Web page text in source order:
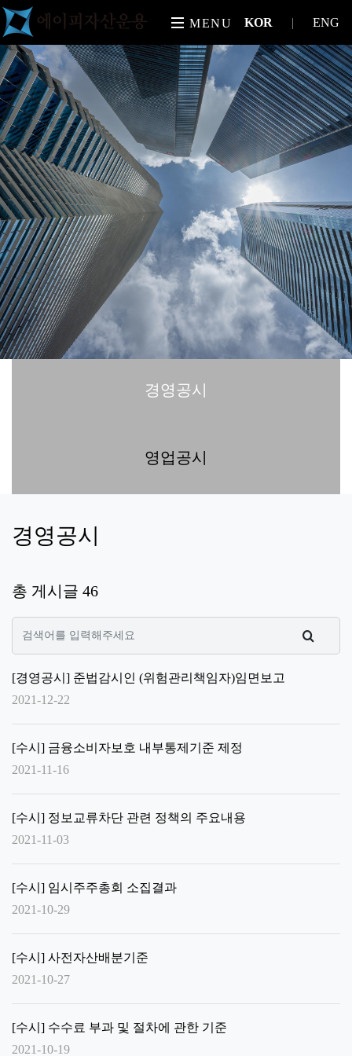
MENU KOR |ENG
경영공시
영업공시
경영공시
총 게시글 46
[경영공시] 준법감시인 (위험관리책임자)임면보고
2021-12-22
[수시] 금융소비자보호 내부통제기준 제정
2021-11-16
[수시] 정보교류차단 관련 정책의 주요내용
2021-11-03
[수시] 임시주주총회 소집결과
2021-10-29
[수시] 사전자산배분기준
2021-10-27
[수시] 수수료 부과 및 절차에 관한 기준
2021-10-19